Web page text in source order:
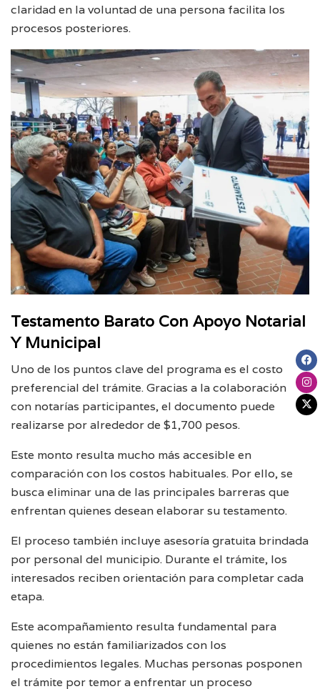
claridad en la voluntad de una persona facilita los
procesos posteriores.
Testamento Barato Con Apoyo Notarial
Y Municipal
Uno de los puntos clave del programa es el costo
preferencial del trámite. Gracias a la colaboración
con notarías participantes, el documento puede
realizarse por alrededor de $1,700 pesos.
Este monto resulta mucho más accesible en
comparación con los costos habituales. Por ello, se
busca eliminar una de las principales barreras que
enfrentan quienes desean elaborar su testamento.
El proceso también incluye asesoría gratuita brindada
por personal del municipio. Durante el trámite, los
interesados reciben orientación para completar cada
etapa.
Este acompañamiento resulta fundamental para
quienes no están familiarizados con los
procedimientos legales. Muchas personas posponen
el trámite por temor a enfrentar un proceso